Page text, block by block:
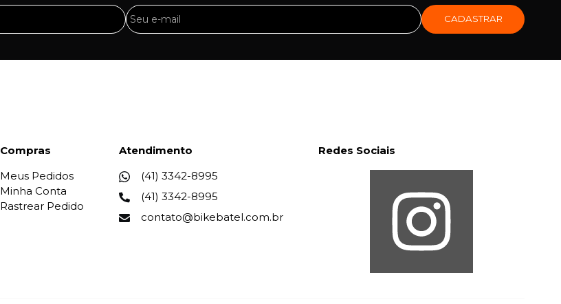
CADASTRAR
Compras
Meus Pedidos
Minha Conta
Rastrear Pedido
Atendimento
(41) 3342-8995
(41) 3342-8995
contato@bikebatel.com.br
Redes Sociais